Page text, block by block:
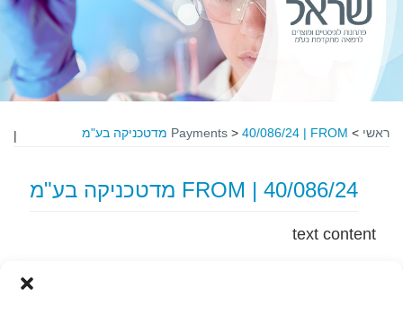
ראשי >
Payments > 40/086/24 | FROM מדטכניקה בע"מ |
40/086/24 | FROM מדטכניקה בע"מ
text content
שלח לחבר